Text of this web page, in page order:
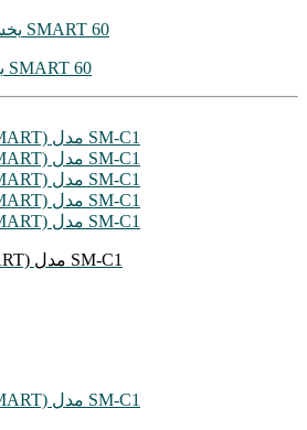
یخساز 60 کیلویی اسمارت SMART 60
کرپ ساز اسمارت (SMART) مدل SM-C1